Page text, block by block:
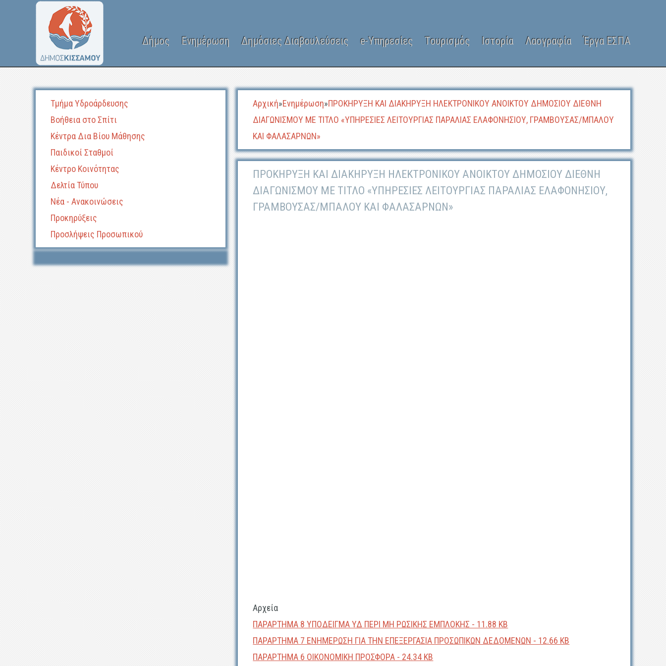
Δήμος Ενημέρωση Δημόσιες Διαβουλεύσεις e-Υπηρεσίες Τουρισμός Ιστορία Λαογραφία Έργα ΕΣΠΑ
Τμήμα Υδροάρδευσης
Βοήθεια στο Σπίτι
Κέντρα Δια Βίου Μάθησης
Παιδικοί Σταθμοί
Κέντρο Κοινότητας
Δελτία Τύπου
Νέα - Ανακοινώσεις
Προκηρύξεις
Προσλήψεις Προσωπικού
Αρχική»Ενημέρωση»ΠΡΟΚΗΡΥΞΗ ΚΑΙ ΔΙΑΚΗΡΥΞΗ ΗΛΕΚΤΡΟΝΙΚΟΥ ΑΝΟΙΚΤΟΥ ΔΗΜΟΣΙΟΥ ΔΙΕΘΝΗ
ΔΙΑΓΩΝΙΣΜΟΥ ΜΕ ΤΙΤΛΟ «ΥΠΗΡΕΣΙΕΣ ΛΕΙΤΟΥΡΓΙΑΣ ΠΑΡΑΛΙΑΣ ΕΛΑΦΟΝΗΣΙΟΥ, ΓΡΑΜΒΟΥΣΑΣ/ΜΠΑΛΟΥ
ΚΑΙ ΦΑΛΑΣΑΡΝΩΝ»
ΠΡΟΚΗΡΥΞΗ ΚΑΙ ΔΙΑΚΗΡΥΞΗ ΗΛΕΚΤΡΟΝΙΚΟΥ ΑΝΟΙΚΤΟΥ ΔΗΜΟΣΙΟΥ ΔΙΕΘΝΗ
ΔΙΑΓΩΝΙΣΜΟΥ ΜΕ ΤΙΤΛΟ «ΥΠΗΡΕΣΙΕΣ ΛΕΙΤΟΥΡΓΙΑΣ ΠΑΡΑΛΙΑΣ ΕΛΑΦΟΝΗΣΙΟΥ,
ΓΡΑΜΒΟΥΣΑΣ/ΜΠΑΛΟΥ ΚΑΙ ΦΑΛΑΣΑΡΝΩΝ»
Αρχεία
ΠΑΡΑΡΤΗΜΑ 8 ΥΠΟΔΕΙΓΜΑ ΥΔ ΠΕΡΙ ΜΗ ΡΩΣΙΚΗΣ ΕΜΠΛΟΚΗΣ - 11.88 KB
ΠΑΡΑΡΤΗΜΑ 7 ΕΝΗΜΕΡΩΣΗ ΓΙΑ ΤΗΝ ΕΠΕΞΕΡΓΑΣΙΑ ΠΡΟΣΩΠΙΚΩΝ ΔΕΔΟΜΕΝΩΝ - 12.66 KB
ΠΑΡΑΡΤΗΜΑ 6 ΟΙΚΟΝΟΜΙΚΗ ΠΡΟΣΦΟΡΑ - 24.34 KB